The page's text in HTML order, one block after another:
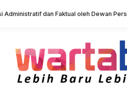
Administratif dan Faktual oleh Dewan Pers